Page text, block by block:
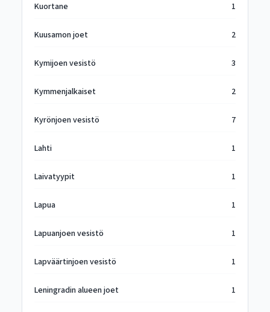
Kuortane 1
Kuusamon joet 2
Kymijoen vesistö 3
Kymmenjalkaiset 2
Kyrönjoen vesistö 7
Lahti 1
Laivatyypit 1
Lapua 1
Lapuanjoen vesistö 1
Lapväärtinjoen vesistö 1
Leningradin alueen joet 1